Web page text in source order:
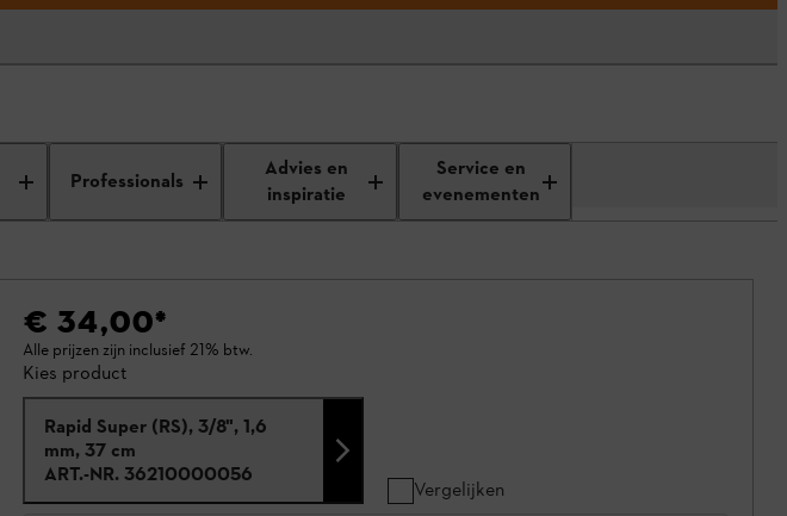
Professionals
Advies en
inspiratie
Service en
evenementen
€ 34,00*
Alle prijzen zijn inclusief 21% btw.
Kies product
Rapid Super (RS), 3/8", 1,6
mm, 37 cm
ART.-NR. 36210000056
Vergelijken